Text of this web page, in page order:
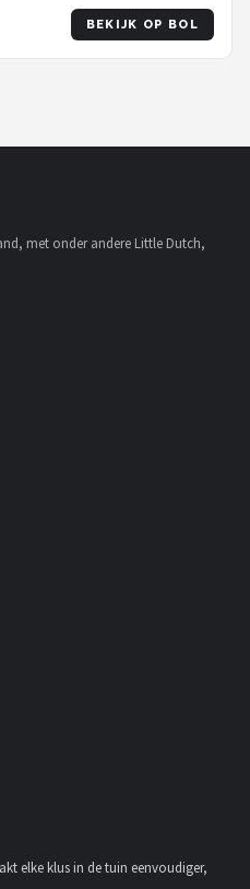
BEKIJK OP BOL
met onder andere Little Dutch,
elke klus in de tuin eenvoudiger,